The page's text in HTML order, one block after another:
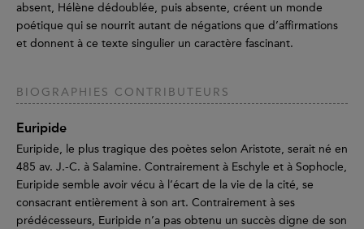
absent, Hélène dédoublée, puis absente, créent un monde
poétique qui se nourrit autant de négations que d’affirmations
et donnent à ce texte singulier un caractère fascinant.
BIOGRAPHIES CONTRIBUTEURS
Euripide
Euripide, le plus tragique des poètes selon Aristote, serait né en
485 av. J.-C. à Salamine. Contrairement à Eschyle et à Sophocle,
Euripide semble avoir vécu à l’écart de la vie de la cité, se
consacrant entièrement à son art. Contrairement à ses
prédécesseurs, Euripide n’a pas obtenu un succès digne de son